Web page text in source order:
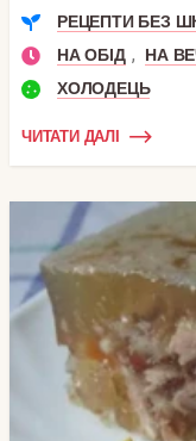
РЕЦЕПТИ БЕЗ
НА ОБІД , НА
ХОЛОДЕЦЬ
ЧИТАТИ ДАЛІ